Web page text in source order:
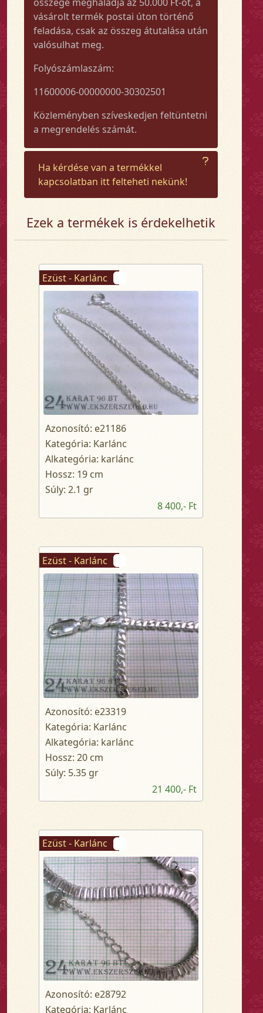
vásárolt termék postai úton történő
feladása, csak az összeg átutalása után
valósulhat meg.
Folyószámlaszám:
11600006-00000000-30302501
Közleményben szíveskedjen feltüntetni
a megrendelés számát.
Ha kérdése van a termékkel
kapcsolatban itt felteheti nekünk!
Ezek a termékek is érdekelhetik
Ezüst - Karlánc
Azonosító: e21186
Kategória: Karlánc
Alkategória: karlánc
Hossz: 19 cm
Súly: 2.1 gr
8 400,- Ft
Ezüst - Karlánc
Azonosító: e23319
Kategória: Karlánc
Alkategória: karlánc
Hossz: 20 cm
Súly: 5.35 gr
21 400,- Ft
Ezüst - Karlánc
Azonosító: e28792
Kategória: Karlánc